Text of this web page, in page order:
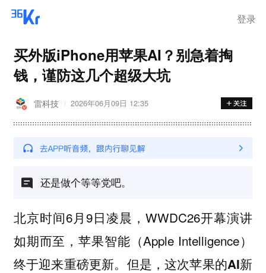
登录
买外版iPhone用苹果AI？别急着掏
钱，谨防这几个超级大坑
雷科技 2026年06月09日 12:35
还是做个等等党吧。
北京时间6月9日凌晨，WWDC26开幕演讲
如期而至，苹果智能（Apple Intelligence）
终于迎来重磅更新。 但是，这次苹果的AI新